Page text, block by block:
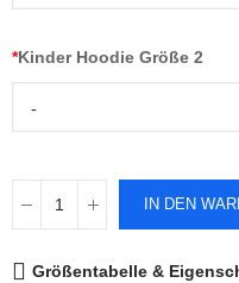
*Kinder Hoodie Größe 2
-
IN DEN
Größentabelle &